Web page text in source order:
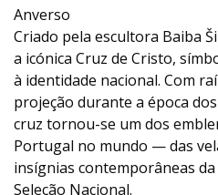
Anverso
Criado pela escultora Baiba
a icónica Cruz de Cristo,
à identidade nacional. Com
projeção durante a época
cruz tornou-se um dos
Portugal no mundo — das
insígnias contemporâneas da
Seleção Nacional.